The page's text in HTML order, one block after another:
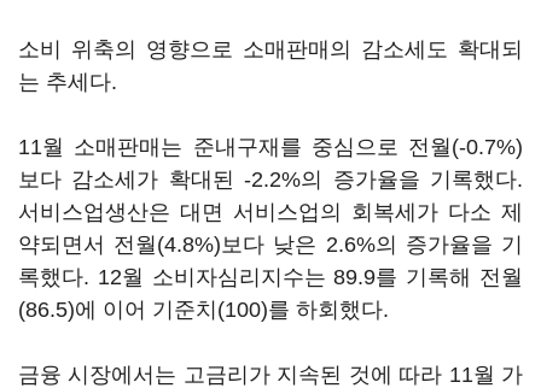
소비 위축의 영향으로 소매판매의 감소세도 확대되
는 추세다.
11월 소매판매는 준내구재를 중심으로 전월(-0.7%)
보다 감소세가 확대된 -2.2%의 증가율을 기록했다.
서비스업생산은 대면 서비스업의 회복세가 다소 제
약되면서 전월(4.8%)보다 낮은 2.6%의 증가율을 기
록했다. 12월 소비자심리지수는 89.9를 기록해 전월
(86.5)에 이어 기준치(100)를 하회했다.
금융 시장에서는 고금리가 지속된 것에 따라 11월 가